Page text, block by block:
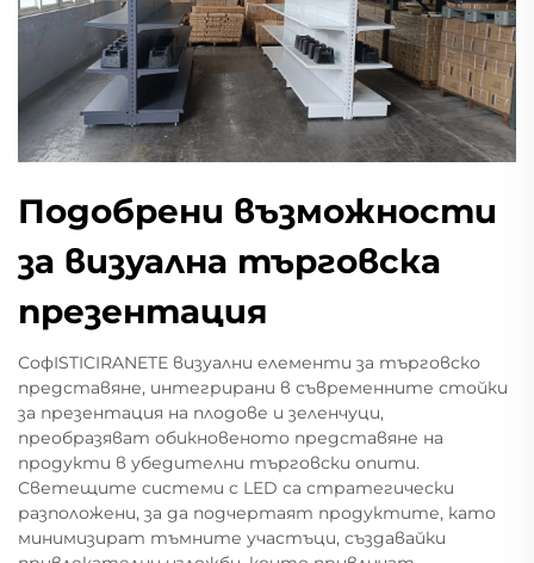
Подобрени възможности
за визуална търговска
презентация
СофISTICIRANEТЕ визуални елементи за търговско
представяне, интегрирани в съвременните стойки
за презентация на плодове и зеленчуци,
преобразяват обикновеното представяне на
продукти в убедителни търговски опити.
Светещите системи с LED са стратегически
разположени, за да подчертаят продуктите, като
минимизират тъмните участъци, създавайки